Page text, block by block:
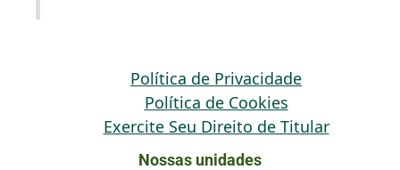
Política de Privacidade
Política de Cookies
Exercite Seu Direito de Titular
Nossas unidades